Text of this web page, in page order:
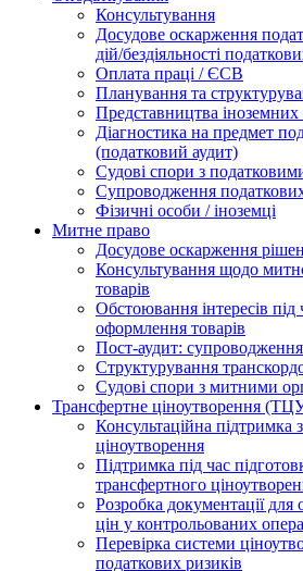
Консультування
Досудове оскарження
дій/бездіяльності
Оплата праці / ЄСВ
Планування та
Представництва іноземних
Діагностика на предмет
(податковий аудит)
Судові спори з
Супроводження
Фізичні особи / іноземці
Митне право
Досудове оскарження
Консультування щодо
товарів
Обстоювання інтересів
оформлення товарів
Пост-аудит:
Структурування
Судові спори з митними
Трансфертне ціноутворення
Консультаційна підтримка
ціноутворення
Підтримка під час
трансфертного
Розробка документації для
цін у контрольованих
Перевірка системи
податкових ризиків